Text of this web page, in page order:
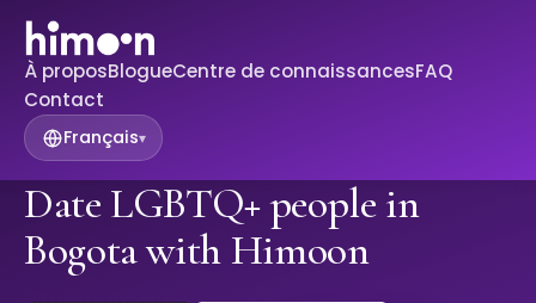
À proposBlogueCentre de connaissancesFAQ
Contact
Français▾
Date LGBTQ+ people in
Bogota with Himoon